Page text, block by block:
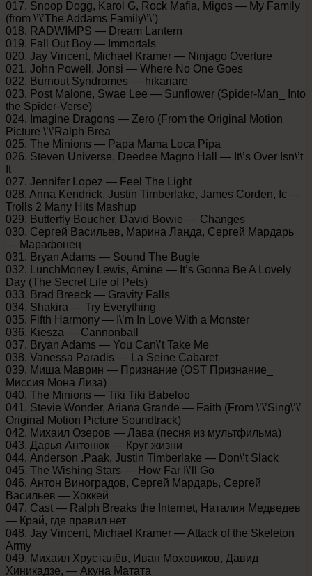
017. Snoop Dogg, Karol G, Rock Mafia, Migos — My Family
(from \’\’The Addams Family\’\’)
018. RADWIMPS — Dream Lantern
019. Fall Out Boy — Immortals
020. Jay Vincent, Michael Kramer — Ninjago Overture
021. John Powell, Jonsi — Where No One Goes
022. Burnout Syndromes — hikariare
023. Post Malone, Swae Lee — Sunflower (Spider-Man_ Into
the Spider-Verse)
024. Imagine Dragons — Zero (From the Original Motion
Picture \’\’Ralph Brea
025. The Minions — Papa Mama Loca Pipa
026. Steven Universe, Deedee Magno Hall — It\’s Over Isn\’t
It
027. Jennifer Lopez — Feel The Light
028. Anna Kendrick, Justin Timberlake, James Corden, Ic —
Trolls 2 Many Hits Mashup
029. Butterfly Boucher, David Bowie — Changes
030. Сергей Васильев, Марина Ланда, Сергей Мардарь
— Марафонец
031. Bryan Adams — Sound The Bugle
032. LunchMoney Lewis, Amine — It’s Gonna Be A Lovely
Day (The Secret Life of Pets)
033. Brad Breeck — Gravity Falls
034. Shakira — Try Everything
035. Fifth Harmony — I\’m In Love With a Monster
036. Kiesza — Cannonball
037. Bryan Adams — You Can\’t Take Me
038. Vanessa Paradis — La Seine Cabaret
039. Миша Маврин — Признание (OST Признание_
Миссия Мона Лиза)
040. The Minions — Tiki Tiki Babeloo
041. Stevie Wonder, Ariana Grande — Faith (From \’\’Sing\’\’
Original Motion Picture Soundtrack)
042. Михаил Озеров — Лава (песня из мультфильма)
043. Дарья Антонюк — Круг жизни
044. Anderson .Paak, Justin Timberlake — Don\’t Slack
045. The Wishing Stars — How Far I\’ll Go
046. Антон Виноградов, Сергей Мардарь, Сергей
Васильев — Хоккей
047. Cast — Ralph Breaks the Internet, Наталия Медведев
— Край, где правил нет
048. Jay Vincent, Michael Kramer — Attack of the Skeleton
Army
049. Михаил Хрусталёв, Иван Моховиков, Давид
Хиникадзе, — Акуна Матата